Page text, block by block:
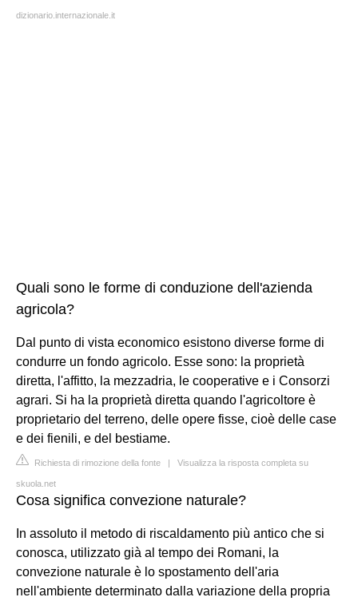
dizionario.internazionale.it
Quali sono le forme di conduzione dell'azienda
agricola?
Dal punto di vista economico esistono diverse forme di
condurre un fondo agricolo. Esse sono: la proprietà
diretta, l'affitto, la mezzadria, le cooperative e i Consorzi
agrari. Si ha la proprietà diretta quando l'agricoltore è
proprietario del terreno, delle opere fisse, cioè delle case
e dei fienili, e del bestiame.
Richiesta di rimozione della fonte | Visualizza la risposta completa su
skuola.net
Cosa significa convezione naturale?
In assoluto il metodo di riscaldamento più antico che si
conosca, utilizzato già al tempo dei Romani, la
convezione naturale è lo spostamento dell'aria
nell'ambiente determinato dalla variazione della propria